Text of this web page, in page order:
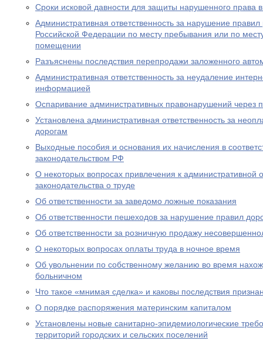
Сроки исковой давности для защиты нарушенного права
Административная ответственность за нарушение
Российской Федерации по месту пребывания или по
помещении
Разъяснены последствия перепродажи заложенного
Административная ответственность за неудаление
информацией
Оспаривание административных правонарушений через
Установлена административная ответственность за
дорогам
Выходные пособия и основания их начисления в
законодательством РФ
О некоторых вопросах привлечения к административной
законодательства о труде
Об ответственности за заведомо ложные показания
Об ответственности пешеходов за нарушение правил
Об ответственности за розничную продажу
О некоторых вопросах оплаты труда в ночное время
Об увольнении по собственному желанию во время
больничном
Что такое «мнимая сделка» и каковы последствия
О порядке распоряжения материнским капиталом
Установлены новые санитарно-эпидемиологические
территорий городских и сельских поселений